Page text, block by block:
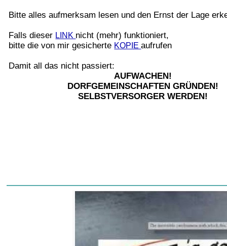
Bitte alles aufmerksam lesen und den Ernst der Lage
Falls dieser LINK nicht (mehr) funktioniert,
bitte die von mir gesicherte KOPIEaufrufen
Damit all das nicht passiert:
AUFWACHEN!
DORFGEMEINSCHAFTEN GRÜNDEN!
SELBSTVERSORGER WERDEN!